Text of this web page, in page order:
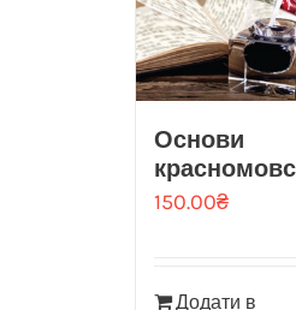
Основи
150.00₴
Додати в